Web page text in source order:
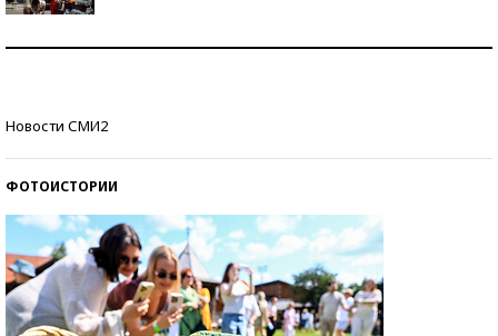
Новости СМИ2
ФОТОИСТОРИИ